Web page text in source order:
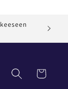
Ostoskori